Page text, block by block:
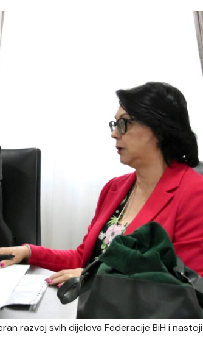
razvoj svih dijelova Federacije BiH i nastoji